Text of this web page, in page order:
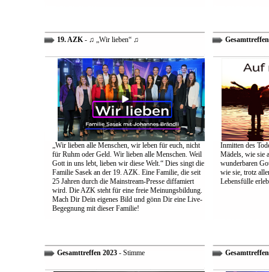
19. AZK- ♫ „Wir lieben“ ♫
„Wir lieben alle Menschen, wir leben für euch, nicht
für Ruhm oder Geld. Wir lieben alle Menschen. Weil
Gott in uns lebt, lieben wir diese Welt.“ Dies singt die
Familie Sasek an der 19. AZK. Eine Familie, die seit
25 Jahren durch die Mainstream-Presse diffamiert
wird. Die AZK steht für eine freie Meinungsbildung.
Mach Dir Dein eigenes Bild und gönn Dir eine Live-
Begegnung mit dieser Familie!
Inmitten des
Mädels, wie sie
wunderbaren
wie sie, trotz
Lebensfülle
Gesamttreffen 2023- Stimme